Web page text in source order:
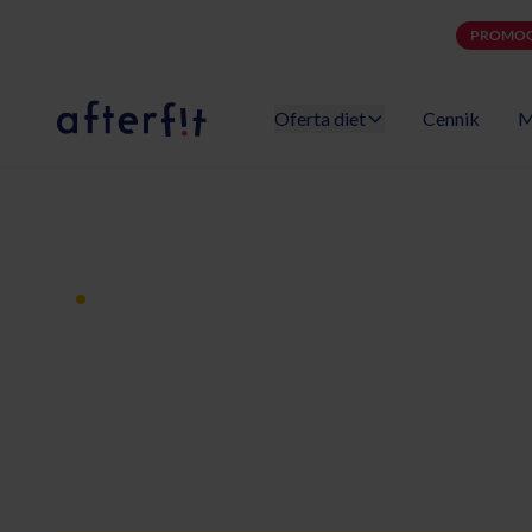
Catering dietetyczny Afterfit
Oferta diet Cennik